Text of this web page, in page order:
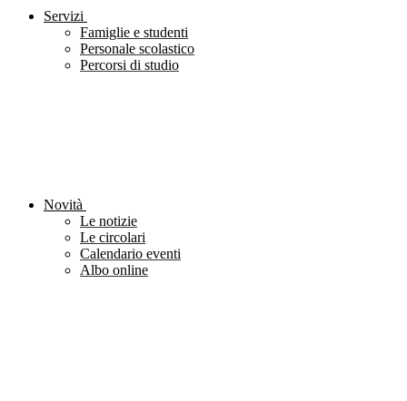
Servizi
Famiglie e studenti
Personale scolastico
Percorsi di studio
Novità
Le notizie
Le circolari
Calendario eventi
Albo online